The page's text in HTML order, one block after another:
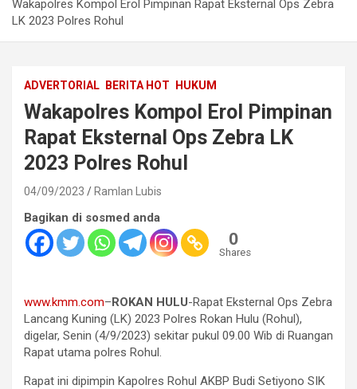
Wakapolres Kompol Erol Pimpinan Rapat Eksternal Ops Zebra
LK 2023 Polres Rohul
ADVERTORIAL BERITA HOT HUKUM
Wakapolres Kompol Erol Pimpinan
Rapat Eksternal Ops Zebra LK
2023 Polres Rohul
04/09/2023 Ramlan Lubis
Bagikan di sosmed anda
0
Shares
www.kmm.com–ROKAN HULU-Rapat Eksternal Ops Zebra
Lancang Kuning (LK) 2023 Polres Rokan Hulu (Rohul),
digelar, Senin (4/9/2023) sekitar pukul 09.00 Wib di Ruangan
Rapat utama polres Rohul.
Rapat ini dipimpin Kapolres Rohul AKBP Budi Setiyono SIK